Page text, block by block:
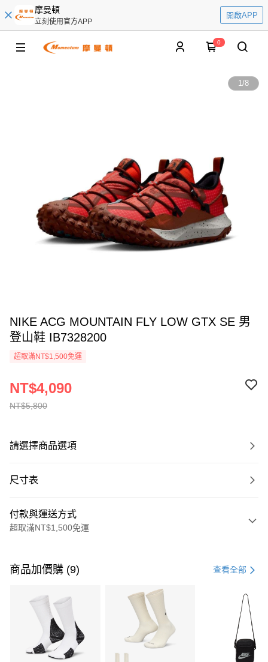
摩曼頓
立刻使用官方APP
開啟APP
0
1/8
NIKE ACG MOUNTAIN FLY LOW GTX SE 男
登山鞋 IB7328200
超取滿NT$1,500免運
NT$5,800
NT$4,090
請選擇商品選項
尺寸表
付款與運送方式
超取滿NT$1,500免運
信用卡一次付款
3 期 0 利率 每期 21家銀行
合作金庫商業銀行
第一商業銀行
華南商業銀行
彰化商業銀行
上海商業儲蓄銀行
Apple Pay
商品加價購 (9) 查看全部